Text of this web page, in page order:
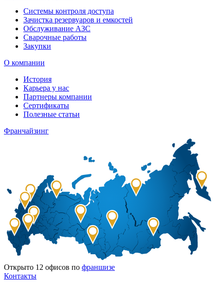
Системы контроля доступа
Зачистка резервуаров и емкостей
Обслуживание АЗС
Сварочные работы
Закупки
О компании
История
Карьера у нас
Партнеры компании
Сертификаты
Полезные статьи
Франчайзинг
Открыто 12 офисов по франшизе
Контакты